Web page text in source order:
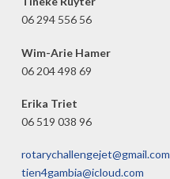
06 294 556 56
Wim-Arie Hamer
06 204 498 69
Erika Triet
06 519 038 96
rotarychallengejet@gmail.com
tien4gambia@icloud.com